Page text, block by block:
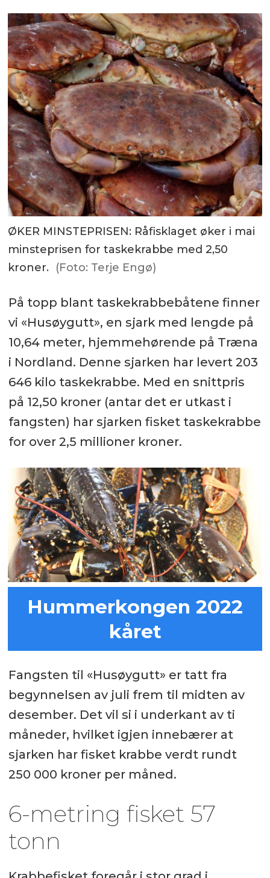
ØKER MINSTEPRISEN: Råfisklaget øker i mai
minsteprisen for taskekrabbe med 2,50
kroner. (Foto: Terje Engø)
På topp blant taskekrabbebåtene finner
vi «Husøygutt», en sjark med lengde på
10,64 meter, hjemmehørende på Træna
i Nordland. Denne sjarken har levert 203
646 kilo taskekrabbe. Med en snittpris
på 12,50 kroner (antar det er utkast i
fangsten) har sjarken fisket taskekrabbe
for over 2,5 millioner kroner.
Hummerkongen 2022
kåret
Fangsten til «Husøygutt» er tatt fra
begynnelsen av juli frem til midten av
desember. Det vil si i underkant av ti
måneder, hvilket igjen innebærer at
sjarken har fisket krabbe verdt rundt
250 000 kroner per måned.
6-metring fisket 57
tonn